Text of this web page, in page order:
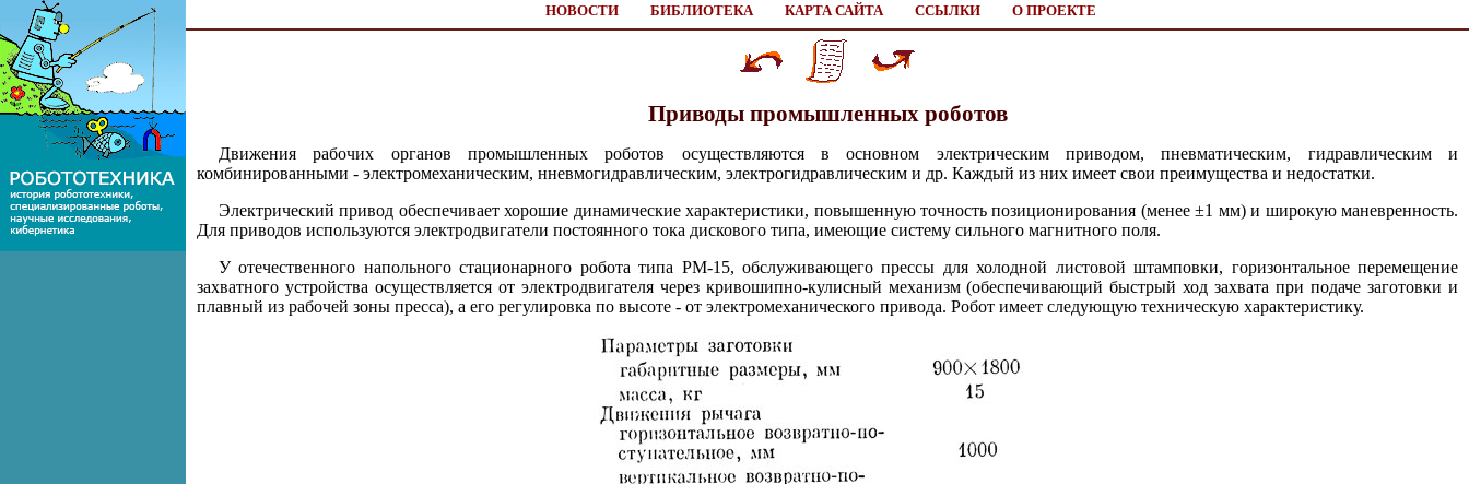
НОВОСТИ БИБЛИОТЕКА КАРТА САЙТА ССЫЛКИ О ПРОЕКТЕ
Приводы промышленных роботов
Движения рабочих органов промышленных роботов осуществляются в основном электрическим приводом, пневматическим, гидравлическим и
комбинированными - электромеханическим, нневмогидравлическим, электрогидравлическим и др. Каждый из них имеет свои преимущества и недостатки.
Электрический привод обеспечивает хорошие динамические характеристики, повышенную точность позиционирования (менее ±1 мм) и широкую маневренность.
Для приводов используются электродвигатели постоянного тока дискового типа, имеющие систему сильного магнитного поля.
У отечественного напольного стационарного робота типа РМ-15, обслуживающего прессы для холодной листовой штамповки, горизонтальное перемещение
захватного устройства осуществляется от электродвигателя через кривошипно-кулисный механизм (обеспечивающий быстрый ход захвата при подаче заготовки и
плавный из рабочей зоны пресса), а его регулировка по высоте - от электромеханического привода. Робот имеет следующую техническую характеристику.